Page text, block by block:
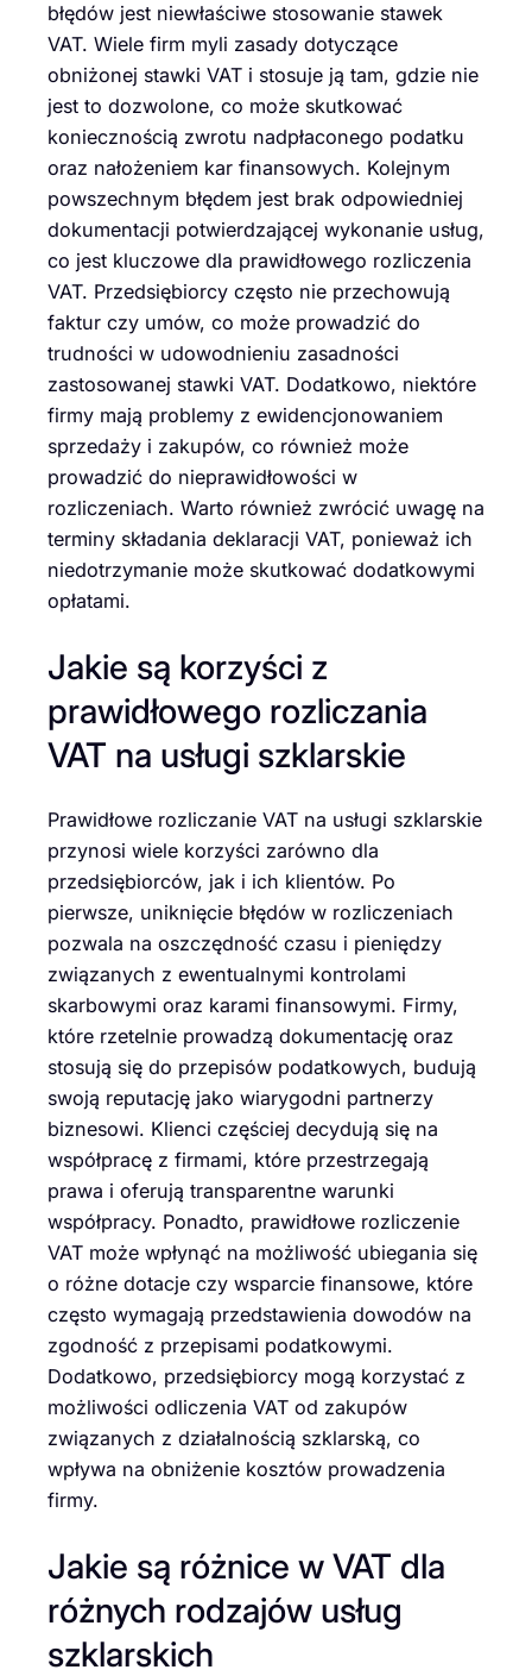
błędów jest niewłaściwe stosowanie stawek
VAT. Wiele firm myli zasady dotyczące
obniżonej stawki VAT i stosuje ją tam, gdzie nie
jest to dozwolone, co może skutkować
koniecznością zwrotu nadpłaconego podatku
oraz nałożeniem kar finansowych. Kolejnym
powszechnym błędem jest brak odpowiedniej
dokumentacji potwierdzającej wykonanie usług,
co jest kluczowe dla prawidłowego rozliczenia
VAT. Przedsiębiorcy często nie przechowują
faktur czy umów, co może prowadzić do
trudności w udowodnieniu zasadności
zastosowanej stawki VAT. Dodatkowo, niektóre
firmy mają problemy z ewidencjonowaniem
sprzedaży i zakupów, co również może
prowadzić do nieprawidłowości w
rozliczeniach. Warto również zwrócić uwagę na
terminy składania deklaracji VAT, ponieważ ich
niedotrzymanie może skutkować dodatkowymi
opłatami.
Jakie są korzyści z
prawidłowego rozliczania
VAT na usługi szklarskie
Prawidłowe rozliczanie VAT na usługi szklarskie
przynosi wiele korzyści zarówno dla
przedsiębiorców, jak i ich klientów. Po
pierwsze, uniknięcie błędów w rozliczeniach
pozwala na oszczędność czasu i pieniędzy
związanych z ewentualnymi kontrolami
skarbowymi oraz karami finansowymi. Firmy,
które rzetelnie prowadzą dokumentację oraz
stosują się do przepisów podatkowych, budują
swoją reputację jako wiarygodni partnerzy
biznesowi. Klienci częściej decydują się na
współpracę z firmami, które przestrzegają
prawa i oferują transparentne warunki
współpracy. Ponadto, prawidłowe rozliczenie
VAT może wpłynąć na możliwość ubiegania się
o różne dotacje czy wsparcie finansowe, które
często wymagają przedstawienia dowodów na
zgodność z przepisami podatkowymi.
Dodatkowo, przedsiębiorcy mogą korzystać z
możliwości odliczenia VAT od zakupów
związanych z działalnością szklarską, co
wpływa na obniżenie kosztów prowadzenia
firmy.
Jakie są różnice w VAT dla
różnych rodzajów usług
szklarskich